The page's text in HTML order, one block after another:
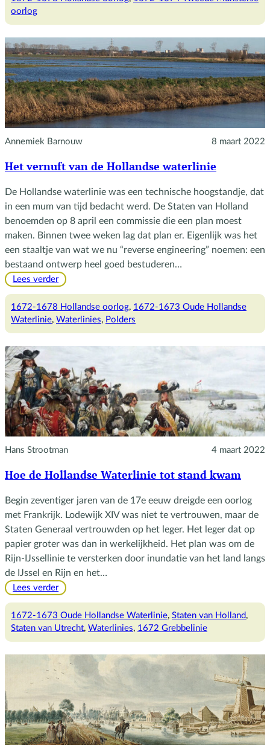
tot
21
juli
1672
oorlog
Annemiek Barnouw 8 maart 2022
Het vernuft van de Hollandse waterlinie
De Hollandse waterlinie was een technische hoogstandje, dat
in een mum van tijd bedacht werd. De Staten van Holland
benoemden op 8 april een commissie die een plan moest
maken. Binnen twee weken lag dat plan er. Eigenlijk was het
een staaltje van wat we nu “reverse engineering” noemen: een
bestaand ontwerp heel goed bestuderen…
Lees verder:
vernuft
van
1672-1678 Hollandse oorlog, 1672-1673 Oude Hollandse
Waterlinie, Waterlinies, Polders
Hans Strootman 4 maart 2022
Hoe de Hollandse Waterlinie tot stand kwam
Begin zeventiger jaren van de 17e eeuw dreigde een oorlog
met Frankrijk. Lodewijk XIV was niet te vertrouwen, maar de
Staten Generaal vertrouwden op het leger. Het leger dat op
papier groter was dan in werkelijkheid. Het plan was om de
Rijn-IJssellinie te versterken door inundatie van het land langs
de IJssel en Rijn en het…
Lees verder:
de
Hollandse
stand
kwam
1672-1673 Oude Hollandse Waterlinie, Staten van Holland
Staten van Utrecht, Waterlinies, 1672 Grebbelinie